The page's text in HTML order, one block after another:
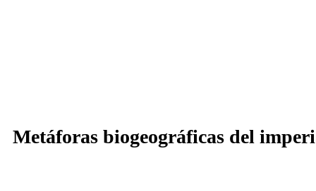
Metáforas biogeográficas del